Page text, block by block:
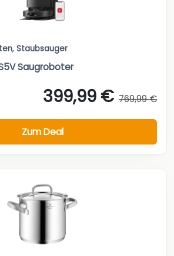
, Staubsauger
Saugroboter
399,99 € 769,99 €
Zum Deal